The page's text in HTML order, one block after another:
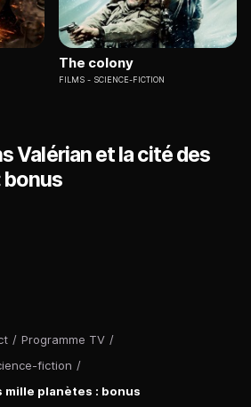
/ Programme TV /
fiction /
mille planètes : bonus
The colony
FILMS SCIENCE-FICTION
Valérian et la cité des
bonus